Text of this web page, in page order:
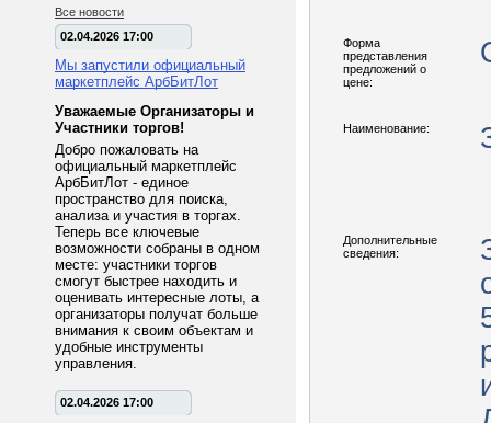
Все новости
02.04.2026 17:00
Мы запустили официальный
маркетплейс АрбБитЛот
Уважаемые Организаторы и
Участники торгов!
Добро пожаловать на
официальный маркетплейс
АрбБитЛот - единое
пространство для поиска,
анализа и участия в торгах.
Теперь все ключевые
возможности собраны в одном
месте: участники торгов
смогут быстрее находить и
оценивать интересные лоты, а
организаторы получат больше
внимания к своим объектам и
удобные инструменты
управления.
02.04.2026 17:00
Форма
представления
предложений о
цене:
Наименование:
Дополнительные
сведения: